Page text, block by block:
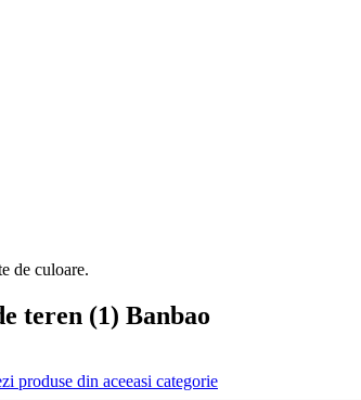
de culoare.
teren (1) Banbao
produse din aceeasi categorie